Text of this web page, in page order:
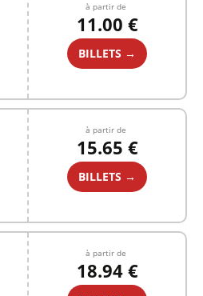
à partir de
11.00 €
BILLETS →
à partir de
15.65 €
BILLETS →
à partir de
18.94 €